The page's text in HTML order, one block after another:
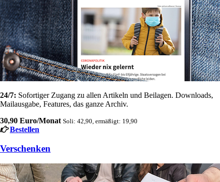
24/7: Sofortiger Zugang zu allen Artikeln und Beilagen. Downloads,
Mailausgabe, Features, das ganze Archiv.
30,90 Euro/Monat Soli: 42,90, ermäßigt: 19,90
Bestellen
Verschenken